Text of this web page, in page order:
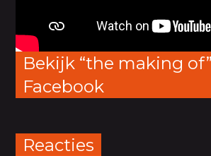
Bekijk “the making
Facebook
Reacties